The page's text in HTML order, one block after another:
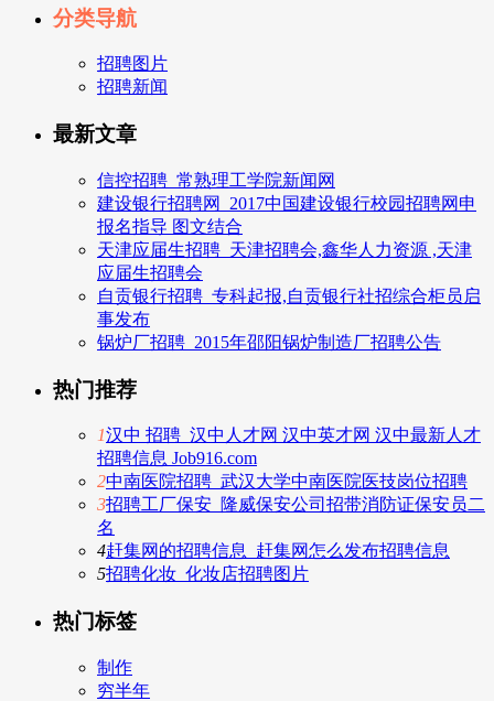
分类导航
招聘图片
招聘新闻
最新文章
信控招聘_常熟理工学院新闻网
建设银行招聘网_2017中国建设银行校园招聘网申
报名指导 图文结合
天津应届生招聘_天津招聘会,鑫华人力资源 ,天津
应届生招聘会
自贡银行招聘_专科起报,自贡银行社招综合柜员启
事发布
锅炉厂招聘_2015年邵阳锅炉制造厂招聘公告
热门推荐
1汉中 招聘_汉中人才网 汉中英才网 汉中最新人才
招聘信息 Job916.com
2中南医院招聘_武汉大学中南医院医技岗位招聘
3招聘工厂保安_隆威保安公司招带消防证保安员二
名
4赶集网的招聘信息_赶集网怎么发布招聘信息
5招聘化妆_化妆店招聘图片
热门标签
制作
穷半年